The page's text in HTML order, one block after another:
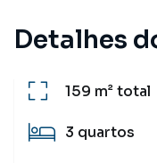
Detalhes
159 m²total
3 quartos